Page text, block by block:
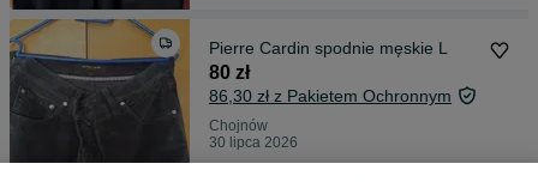
Pierre Cardin spodnie męskie L
80 zł
86,30 zł z Pakietem Ochronnym
Chojnów
30 lipca 2026